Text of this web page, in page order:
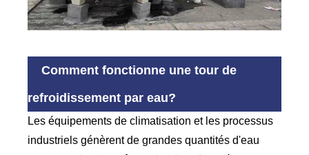
Comment fonctionne une tour de
refroidissement par eau?
Les équipements de climatisation et les processus
industriels génèrent de grandes quantités d'eau